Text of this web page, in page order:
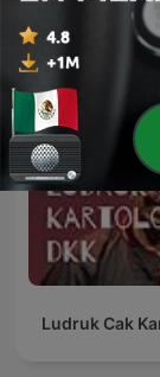
Ludruk Cak